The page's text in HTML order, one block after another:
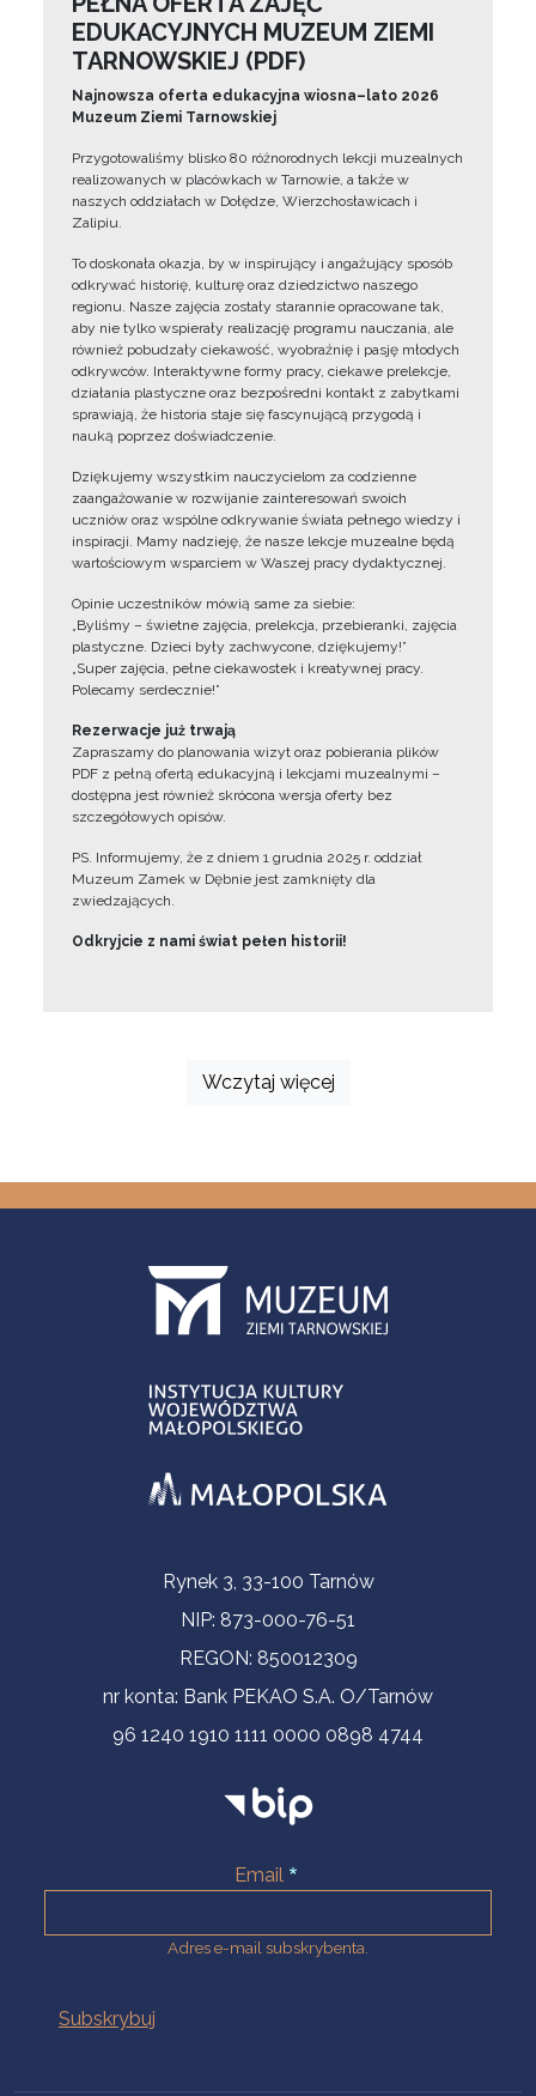
EDUKACYJNYCH MUZEUM ZIEMI
TARNOWSKIEJ (PDF)
Najnowsza oferta edukacyjna wiosna–lato 2026
Muzeum Ziemi Tarnowskiej
Przygotowaliśmy blisko 80 różnorodnych lekcji muzealnych
realizowanych w placówkach w Tarnowie, a także w
naszych oddziałach w Dołędze, Wierzchosławicach i
Zalipiu.
To doskonała okazja, by w inspirujący i angażujący sposób
odkrywać historię, kulturę oraz dziedzictwo naszego
regionu. Nasze zajęcia zostały starannie opracowane tak,
aby nie tylko wspierały realizację programu nauczania, ale
również pobudzały ciekawość, wyobraźnię i pasję młodych
odkrywców. Interaktywne formy pracy, ciekawe prelekcje,
działania plastyczne oraz bezpośredni kontakt z zabytkami
sprawiają, że historia staje się fascynującą przygodą i
nauką poprzez doświadczenie.
Dziękujemy wszystkim nauczycielom za codzienne
zaangażowanie w rozwijanie zainteresowań swoich
uczniów oraz wspólne odkrywanie świata pełnego wiedzy i
inspiracji. Mamy nadzieję, że nasze lekcje muzealne będą
wartościowym wsparciem w Waszej pracy dydaktycznej.
Opinie uczestników mówią same za siebie:
„Byliśmy – świetne zajęcia, prelekcja, przebieranki, zajęcia
plastyczne. Dzieci były zachwycone, dziękujemy!”
„Super zajęcia, pełne ciekawostek i kreatywnej pracy.
Polecamy serdecznie!”
Rezerwacje już trwają
Zapraszamy do planowania wizyt oraz pobierania plików
PDF z pełną ofertą edukacyjną i lekcjami muzealnymi –
dostępna jest również skrócona wersja oferty bez
szczegółowych opisów.
PS. Informujemy, że z dniem 1 grudnia 2025 r. oddział
Muzeum Zamek w Dębnie jest zamknięty dla
zwiedzających.
Odkryjcie z nami świat pełen historii!
Wczytaj więcej
Informacje kontaktoweRynek 3, 33-100 Tarnów
NIP: 873-000-76-51
REGON: 850012309
nr konta: Bank PEKAO S.A. O/Tarnów
96 1240 1910 1111 0000 0898 4744
Email
Adres e-mail subskrybenta.